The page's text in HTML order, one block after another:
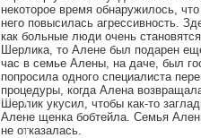
некоторое время обнаружилось,
него повысилась агрессивность.
как больные люди очень
Шерлика, то Алене был подарен
час в семье Алены, на даче, был
попросила одного специалиста
процедуры, когда Алена
Шерлик укусил, чтобы как-то
Алене щенка бобтейла. Семья
не отказалась.